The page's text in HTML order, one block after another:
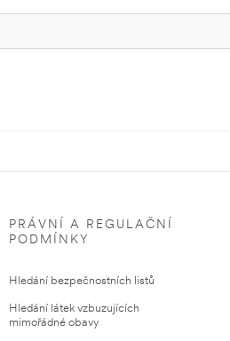
PRÁVNÍ A REGULAČNÍ
PODMÍNKY
Hledání bezpečnostních listů
Hledání látek vzbuzujících
mimořádné obavy